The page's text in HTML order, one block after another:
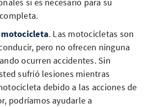
. Las motocicletas son
pero no ofrecen ninguna
ocurren accidentes. Sin
sufrió lesiones mientras
debido a las acciones de
podríamos ayudarle a